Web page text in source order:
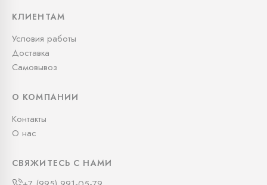
КЛИЕНТАМ
Условия работы
Доставка
Самовывоз
О КОМПАНИИ
Контакты
О нас
СВЯЖИТЕСЬ С НАМИ